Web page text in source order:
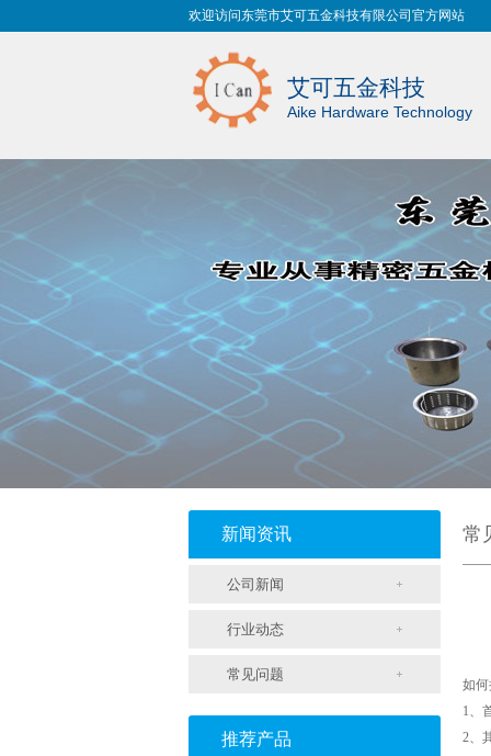
欢迎访问东莞市艾可五金科技有限公司官方网站
艾可五金科技
Aike Hardware Technology
新闻资讯
公司新闻
行业动态
常见问题
推荐产品
支架冲压
常
如
1、
2、